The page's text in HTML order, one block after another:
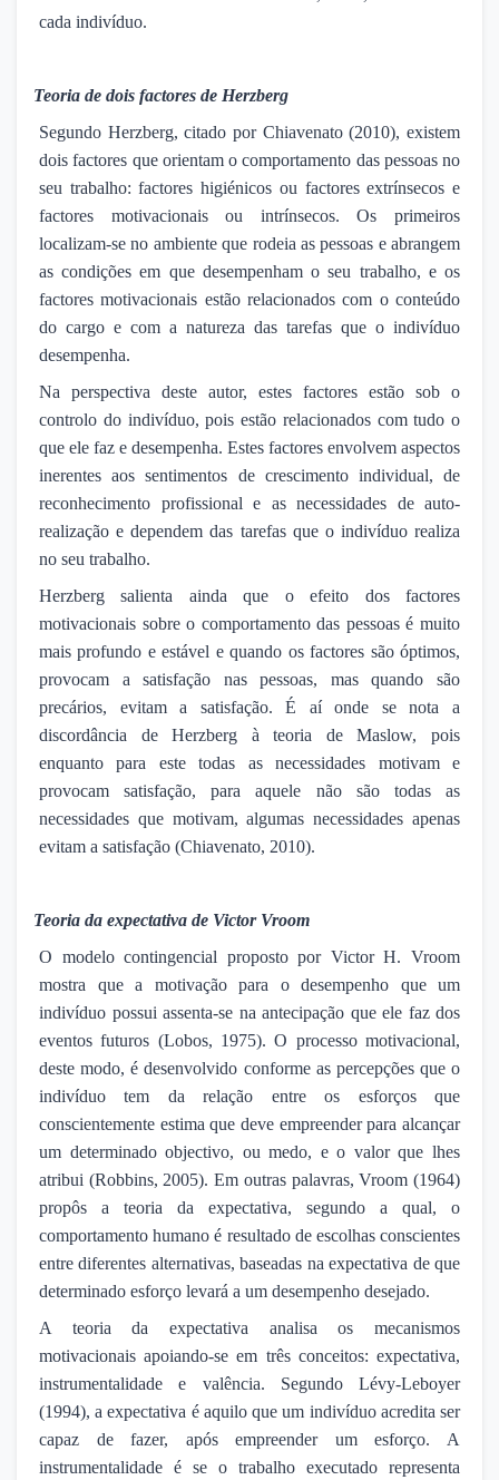
cada indivíduo.
Teoria de dois factores de Herzberg
Segundo Herzberg, citado por Chiavenato (2010), existem
dois factores que orientam o comportamento das pessoas no
seu trabalho: factores higiénicos ou factores extrínsecos e
factores motivacionais ou intrínsecos. Os primeiros
localizam-se no ambiente que rodeia as pessoas e abrangem
as condições em que desempenham o seu trabalho, e os
factores motivacionais estão relacionados com o conteúdo
do cargo e com a natureza das tarefas que o indivíduo
desempenha.
Na perspectiva deste autor, estes factores estão sob o
controlo do indivíduo, pois estão relacionados com tudo o
que ele faz e desempenha. Estes factores envolvem aspectos
inerentes aos sentimentos de crescimento individual, de
reconhecimento profissional e as necessidades de auto-
realização e dependem das tarefas que o indivíduo realiza
no seu trabalho.
Herzberg salienta ainda que o efeito dos factores
motivacionais sobre o comportamento das pessoas é muito
mais profundo e estável e quando os factores são óptimos,
provocam a satisfação nas pessoas, mas quando são
precários, evitam a satisfação. É aí onde se nota a
discordância de Herzberg à teoria de Maslow, pois
enquanto para este todas as necessidades motivam e
provocam satisfação, para aquele não são todas as
necessidades que motivam, algumas necessidades apenas
evitam a satisfação (Chiavenato, 2010).
Teoria da expectativa de Victor Vroom
O modelo contingencial proposto por Victor H. Vroom
mostra que a motivação para o desempenho que um
indivíduo possui assenta-se na antecipação que ele faz dos
eventos futuros (Lobos, 1975). O processo motivacional,
deste modo, é desenvolvido conforme as percepções que o
indivíduo tem da relação entre os esforços que
conscientemente estima que deve empreender para alcançar
um determinado objectivo, ou medo, e o valor que lhes
atribui (Robbins, 2005). Em outras palavras, Vroom (1964)
propôs a teoria da expectativa, segundo a qual, o
comportamento humano é resultado de escolhas conscientes
entre diferentes alternativas, baseadas na expectativa de que
determinado esforço levará a um desempenho desejado.
A teoria da expectativa analisa os mecanismos
motivacionais apoiando-se em três conceitos: expectativa,
instrumentalidade e valência. Segundo Lévy-Leboyer
(1994), a expectativa é aquilo que um indivíduo acredita ser
capaz de fazer, após empreender um esforço. A
instrumentalidade é se o trabalho executado representa